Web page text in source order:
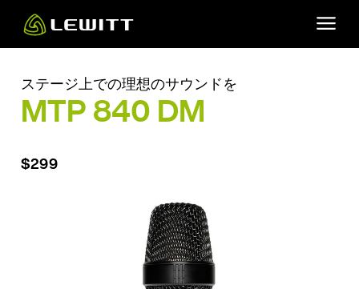
main
ステージ上での理想のサウンドを
MTP 840 DM
$299